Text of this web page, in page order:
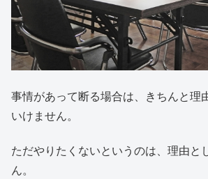
事情があって断る場合は、きちんと理
いけません。
ただやりたくないというのは、理由と
ん。